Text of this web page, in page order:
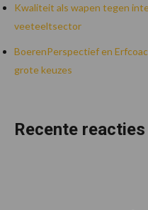
Kwaliteit als wapen tegen
veeteeltsector
BoerenPerspectief en
grote keuzes
Recente reacties